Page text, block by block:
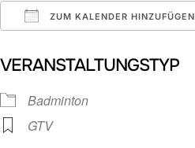
ZUM KALENDER HINZUFÜGEN
VERANSTALTUNGSTYP
Badminton
GTV